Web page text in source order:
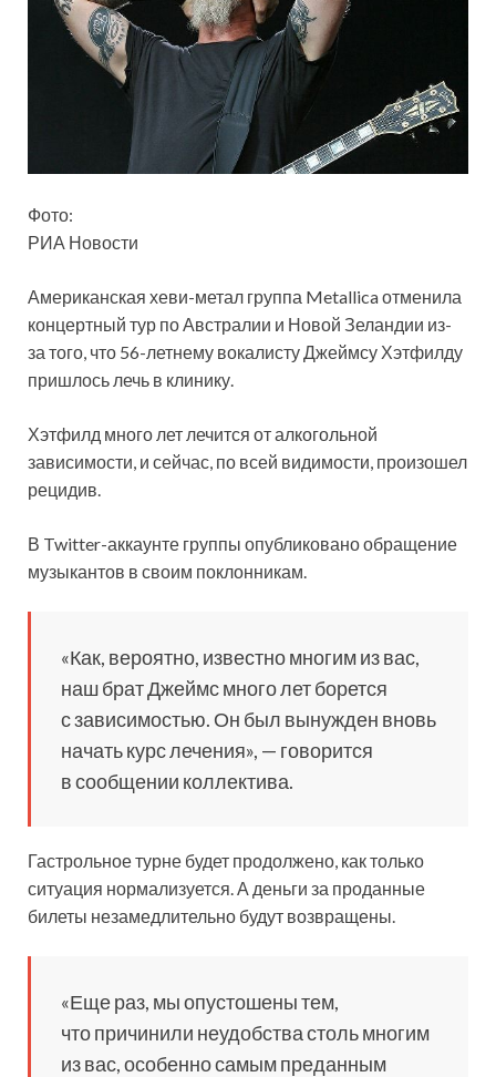
Фото:
РИА Новости
Американская хеви-метал группа Metallica отменила
концертный тур по Австралии и Новой Зеландии из-
за того, что 56-летнему вокалисту Джеймсу Хэтфилду
пришлось лечь в клинику.
Хэтфилд много лет лечится от алкогольной
зависимости, и сейчас, по всей видимости, произошел
рецидив.
В Twitter-аккаунте группы опубликовано обращение
музыкантов в своим поклонникам.
«Как, вероятно, известно многим из вас,
наш брат Джеймс много лет борется
с зависимостью. Он был вынужден вновь
начать курс лечения», — говорится
в сообщении коллектива.
Гастрольное турне будет продолжено, как только
ситуация нормализуется. А деньги за проданные
билеты незамедлительно будут возвращены.
«Еще раз, мы опустошены тем,
что причинили неудобства столь многим
из вас, особенно самым преданным